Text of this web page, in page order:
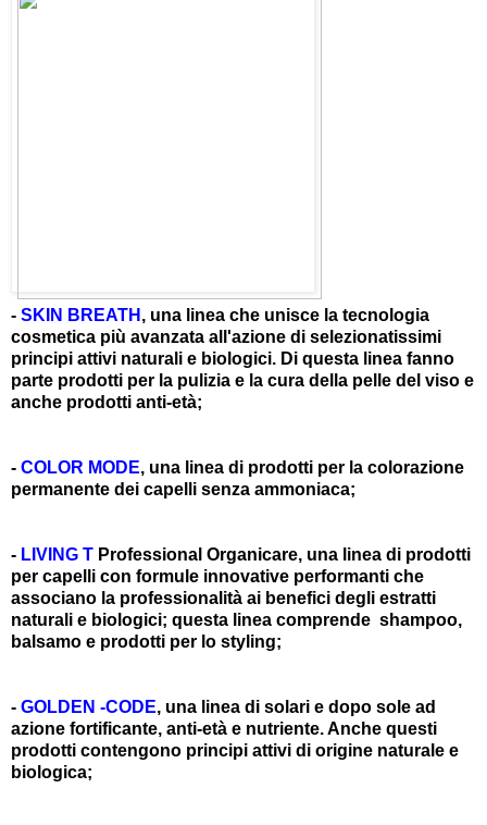
- SKIN BREATH , una linea che unisce la tecnologia
cosmetica più avanzata all'azione di selezionatissimi
principi attivi naturali e biologici. Di questa linea fanno
parte prodotti per la pulizia e la cura della pelle del viso e
anche prodotti anti-età;
- COLOR MODE, una linea di prodotti per la colorazione
permanente dei capelli senza ammoniaca;
- LIVING T Professional Organicare, una linea di prodotti
per capelli con formule innovative performanti che
associano la professionalità ai benefici degli estratti
naturali e biologici; questa linea comprende shampoo,
balsamo e prodotti per lo styling;
- GOLDEN -CODE, una linea di solari e dopo sole ad
azione fortificante, anti-età e nutriente. Anche questi
prodotti contengono principi attivi di origine naturale e
biologica;